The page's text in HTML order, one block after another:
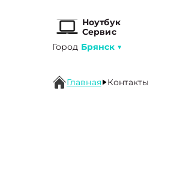
Ноутбук
Сервис
Город Брянск ▼
Главная Контакты